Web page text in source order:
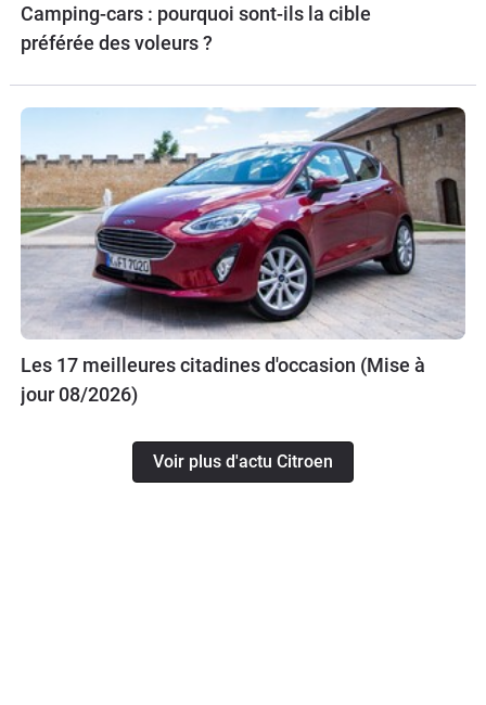
Camping-cars : pourquoi sont-ils la cible
préférée des voleurs ?
Les 17 meilleures citadines d'occasion (Mise à
jour 08/2026)
Voir plus d'actu Citroen